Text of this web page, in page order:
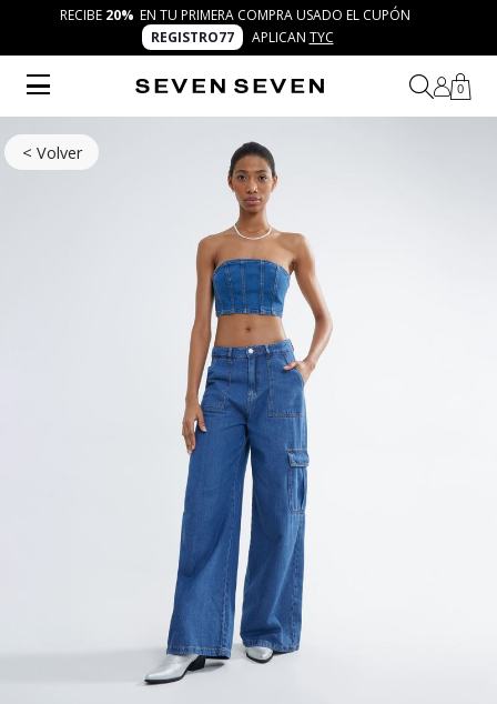
RECIBE 20% EN TU PRIMERA COMPRA USADO EL CUPÓN
REGISTRO77
APLICAN TYC
0
< Volver